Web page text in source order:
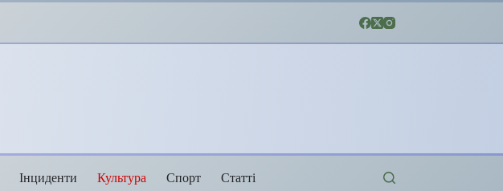
Інциденти Культура Спорт Статті